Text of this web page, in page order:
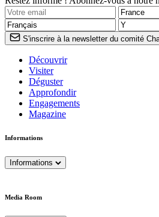
S'inscrire à la newsletter du comité
Découvrir
Visiter
Déguster
Approfondir
Engagements
Magazine
Informations
Informations
Media Room